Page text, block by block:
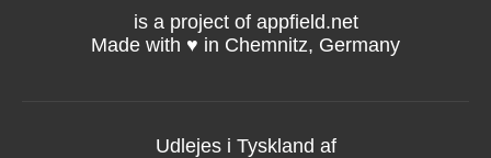
is a project of appfield.net
Made with ♥️ in Chemnitz, Germany
Udlejes i Tyskland af